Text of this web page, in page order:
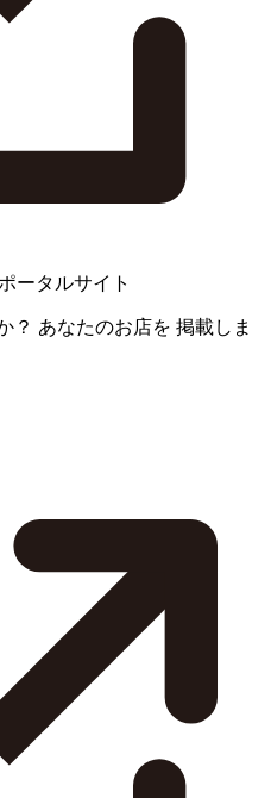
ータルサイト
？ あなたのお店を 掲載しま